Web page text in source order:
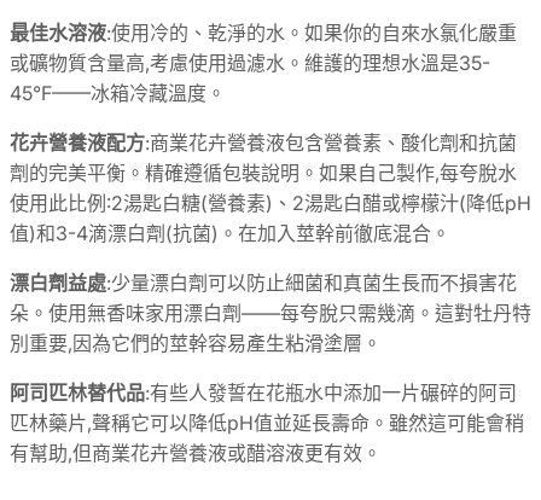
最佳水溶液:使用冷的、乾淨的水。如果你的自來水氯化嚴重
或礦物質含量高,考慮使用過濾水。維護的理想水溫是35-
45°F——冰箱冷藏溫度。
花卉營養液配方:商業花卉營養液包含營養素、酸化劑和抗菌
劑的完美平衡。精確遵循包裝說明。如果自己製作,每夸脫水
使用此比例:2湯匙白糖(營養素)、2湯匙白醋或檸檬汁(降低pH
值)和3-4滴漂白劑(抗菌)。在加入莖幹前徹底混合。
漂白劑益處:少量漂白劑可以防止細菌和真菌生長而不損害花
朵。使用無香味家用漂白劑——每夸脫只需幾滴。這對牡丹特
別重要,因為它們的莖幹容易產生粘滑塗層。
阿司匹林替代品:有些人發誓在花瓶水中添加一片碾碎的阿司
匹林藥片,聲稱它可以降低pH值並延長壽命。雖然這可能會稍
有幫助,但商業花卉營養液或醋溶液更有效。